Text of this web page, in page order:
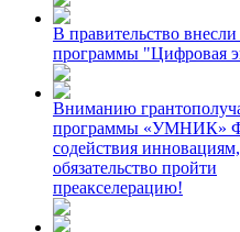
В правительство
программы "Цифровая
Вниманию
программы «УМНИК»
содействия
обязательство пройти
преакселерацию!